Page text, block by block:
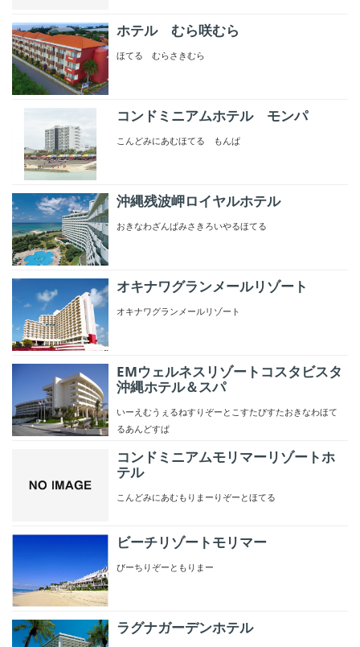
ホテル むら咲むら
ほてる むらさきむら
コンドミニアムホテル モンパ
こんどみにあむほてる もんぱ
沖縄残波岬ロイヤルホテル
おきなわざんぱみさきろいやるほてる
オキナワグランメールリゾート
オキナワグランメールリゾート
EMウェルネスリゾートコスタビスタ
沖縄ホテル＆スパ
いーえむうぇるねすりぞーとこすたびすたおきなわほて
るあんどすぱ
コンドミニアムモリマーリゾートホ
テル
こんどみにあむもりまーりぞーとほてる
ビーチリゾートモリマー
びーちりぞーともりまー
ラグナガーデンホテル